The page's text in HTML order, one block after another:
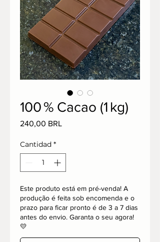
100 % Cacao (1 kg)
240,00 BRL
Cantidad *
Este produto está em pré-venda! A
produção é feita sob encomenda e o
prazo para ficar pronto é de 3 a 7 dias
antes do envio. Garanta o seu agora!
💛